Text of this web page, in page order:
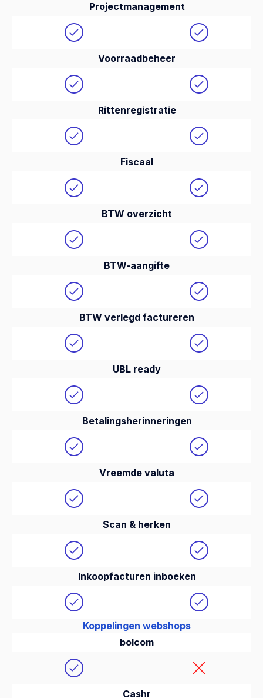
Projectmanagement
Voorraadbeheer
Rittenregistratie
Fiscaal
BTW overzicht
BTW-aangifte
BTW verlegd factureren
UBL ready
Betalingsherinneringen
Vreemde valuta
Scan & herken
Inkoopfacturen inboeken
Koppelingen webshops
bolcom
Cashr